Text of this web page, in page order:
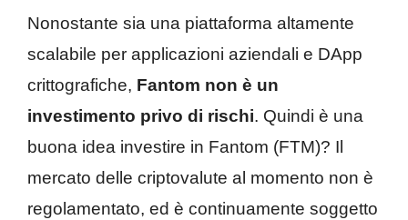
Nonostante sia una piattaforma altamente
scalabile per applicazioni aziendali e DApp
crittografiche, Fantom non è un
investimento privo di rischi. Quindi è una
buona idea investire in Fantom (FTM)? Il
mercato delle criptovalute al momento non è
regolamentato, ed è continuamente soggetto